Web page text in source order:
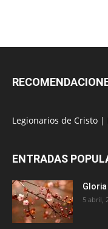
Legionarios de Cristo |
ENTRADAS
Gloria
5 abril,